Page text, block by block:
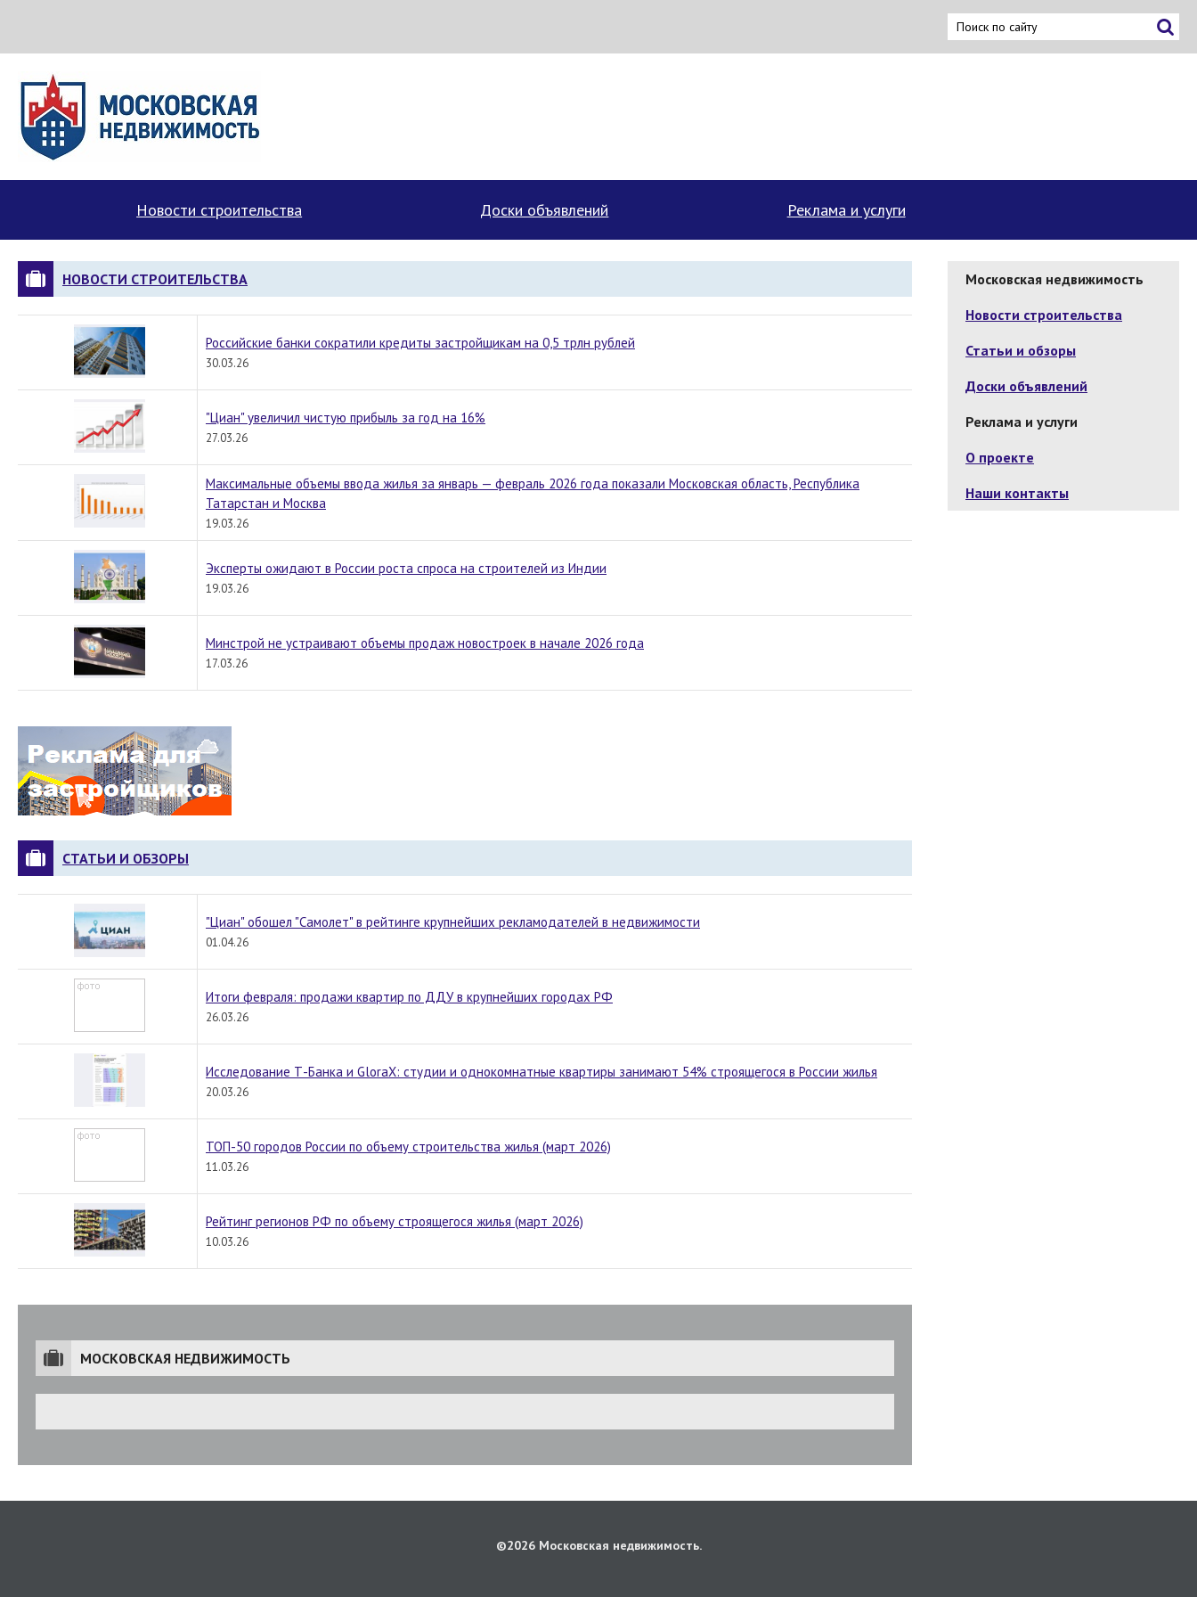
Новости строительства Доски объявлений Реклама и услуги
НОВОСТИ СТРОИТЕЛЬСТВА
Российские банки сократили кредиты застройщикам на 0,5 трлн рублей
30.03.26
"Циан" увеличил чистую прибыль за год на 16%
27.03.26
Максимальные объемы ввода жилья за январь — февраль 2026 года показали Московская область, Республика
Татарстан и Москва
19.03.26
Эксперты ожидают в России роста спроса на строителей из Индии
19.03.26
Минстрой не устраивают объемы продаж новостроек в начале 2026 года
17.03.26
СТАТЬИ И ОБЗОРЫ
"Циан" обошел "Самолет" в рейтинге крупнейших рекламодателей в недвижимости
01.04.26
Итоги февраля: продажи квартир по ДДУ в крупнейших городах РФ
26.03.26
Исследование Т-Банка и GloraX: студии и однокомнатные квартиры занимают 54% строящегося в России жилья
20.03.26
ТОП-50 городов России по объему строительства жилья (март 2026)
11.03.26
Рейтинг регионов РФ по объему строящегося жилья (март 2026)
10.03.26
МОСКОВСКАЯ НЕДВИЖИМОСТЬ
Московская недвижимость
Новости строительства
Статьи и обзоры
Доски объявлений
Реклама и услуги
О проекте
Наши контакты
©2026 Московская недвижимость.